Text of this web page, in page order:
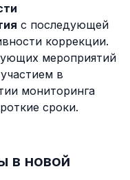
с последующей
коррекции.
мероприятий
в
мониторинга
сроки.
в новой